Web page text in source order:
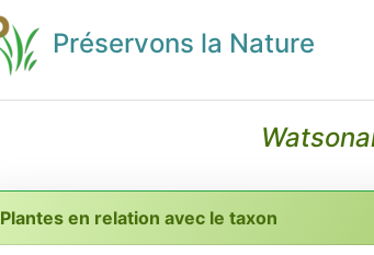
Préservons la Nature
Plantes en relation avec le taxon